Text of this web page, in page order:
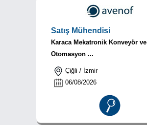
Satış Mühendisi
Karaca Mekatronik Konveyör ve
Otomasyon ...
Çiğli / İzmir
06/08/2026